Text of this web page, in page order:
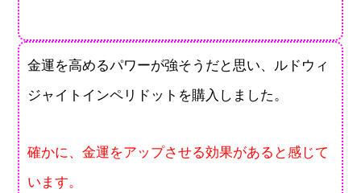
金運を高めるパワーが強そうだと思い、ルドウィ
ジャイトインペリドットを購入しました。
確かに、金運をアップさせる効果があると感じて
います。